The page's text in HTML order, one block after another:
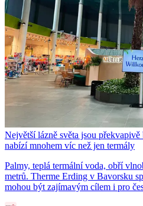
Největší lázně světa jsou
nabízí mnohem víc než jen termály
Palmy, teplá termální voda, obří
metrů. Therme Erding v Bavorsku
mohou být zajímavým cílem i pro